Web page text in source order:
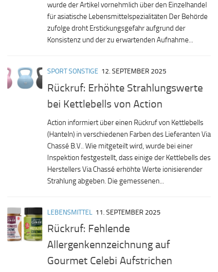
wurde der Artikel vornehmlich über den Einzelhandel
für asiatische Lebensmittelspezialitäten Der Behörde
zufolge droht Erstickungsgefahr aufgrund der
Konsistenz und der zu erwartenden Aufnahme...
SPORT SONSTIGE 12. SEPTEMBER 2025
Rückruf: Erhöhte Strahlungswerte
bei Kettlebells von Action
Action informiert über einen Rückruf von Kettlebells
(Hanteln) in verschiedenen Farben des Lieferanten Via
Chassé B.V.. Wie mitgeteilt wird, wurde bei einer
Inspektion festgestellt, dass einige der Kettlebells des
Herstellers Via Chassé erhöhte Werte ionisierender
Strahlung abgeben. Die gemessenen...
LEBENSMITTEL 11. SEPTEMBER 2025
Rückruf: Fehlende
Allergenkennzeichnung auf
Gourmet Celebi Aufstrichen